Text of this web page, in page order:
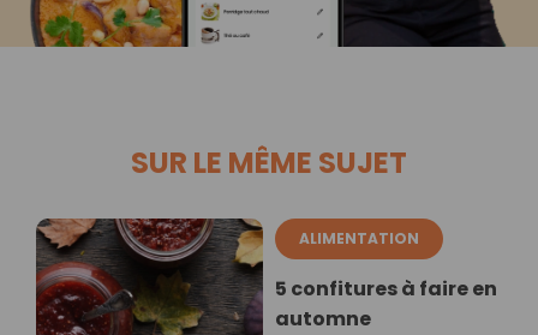
SUR LE MÊME SUJET
ALIMENTATION
5 confitures à faire en
automne